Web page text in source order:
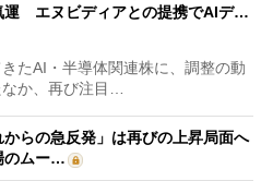
運 エヌビディアとの提携でAIデ…
たAI・半導体関連株に、調整の動
か、再び注目…
らの急反発」は再びの上昇局面へ
のムー…